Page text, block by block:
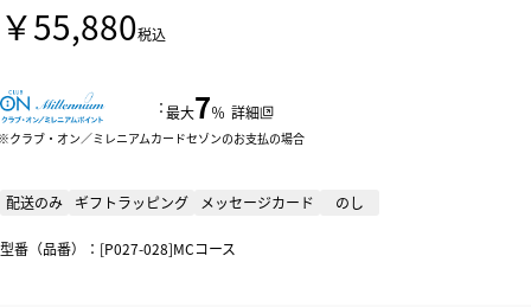
￥55,880税込
：最大7％ 詳細
クラブ・オン／ミレニアムカードセゾンのお支払の場合
配送のみ ギフトラッピング メッセージカード のし
型番（品番）：[P027-028]MCコース